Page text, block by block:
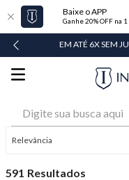
Baixe o APP
Ganhe 20% OFF na
EM ATÉ 6X SEM
Relevância
591